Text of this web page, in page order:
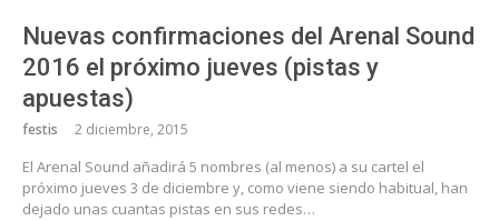
Nuevas confirmaciones del Arenal Sound
2016 el próximo jueves (pistas y
apuestas)
festis 2 diciembre, 2015
El Arenal Sound añadirá 5 nombres (al menos) a su cartel el
próximo jueves 3 de diciembre y, como viene siendo habitual, han
dejado unas cuantas pistas en sus redes…